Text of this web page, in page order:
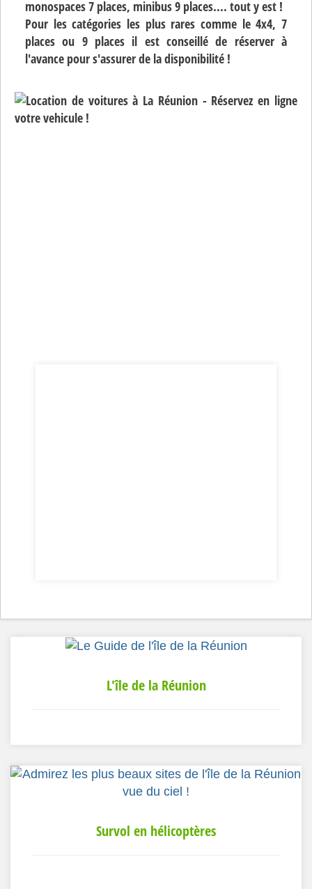
monospaces 7 places, minibus 9 places.... tout y est !
Pour les catégories les plus rares comme le 4x4, 7
places ou 9 places il est conseillé de réserver à
l'avance pour s'assurer de la disponibilité !
L'île de la Réunion
Survol en hélicoptères